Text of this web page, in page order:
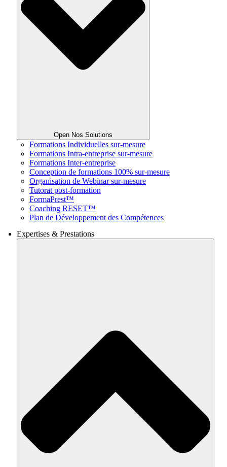
Open Nos Solutions
Formations Individuelles sur-mesure
Formations Intra-entreprise sur-mesure
Formations Inter-entreprise
Conception de formations 100% sur-mesure
Organisation de Webinar sur-mesure
Tutorat post-formation
FormaPrest™
Coaching RESET™
Plan de Développement des Compétences
Expertises & Prestations